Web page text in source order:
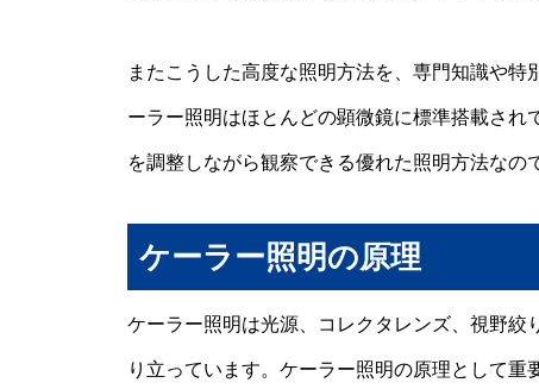
またこうした高度な照明方法を、専門知識や
ーラー照明はほとんどの顕微鏡に標準搭載さ
を調整しながら観察できる優れた照明方法なの
ケーラー照明の原理
ケーラー照明は光源、コレクタレンズ、視野
り立っています。ケーラー照明の原理として